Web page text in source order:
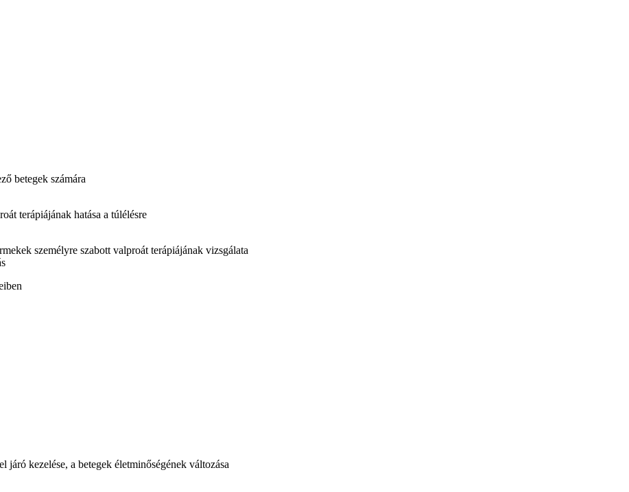
betegek számára
terápiájának hatása a túlélésre
személyre szabott valproát terápiájának vizsgálata
kezelése, a betegek életminőségének változása